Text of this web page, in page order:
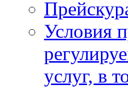
Условия
услуг, в